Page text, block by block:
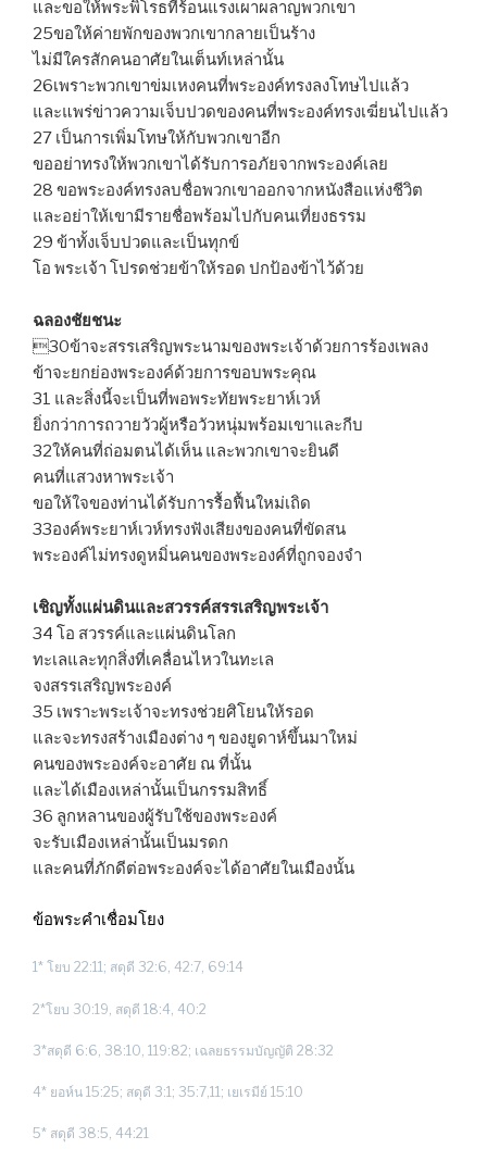
และขอให้พระพิโรธที่ร้อนแรงเผาผลาญพวกเขา
25ขอให้ค่ายพักของพวกเขากลายเป็นร้าง
ไม่มีใครสักคนอาศัยในเต็นท์เหล่านั้น
26เพราะพวกเขาข่มเหงคนที่พระองค์ทรงลงโทษไปแล้ว
และแพร่ข่าวความเจ็บปวดของคนที่พระองค์ทรงเฆี่ยนไปแล้ว
27 เป็นการเพิ่มโทษให้กับพวกเขาอีก
ขออย่าทรงให้พวกเขาได้รับการอภัยจากพระองค์เลย
28 ขอพระองค์ทรงลบชื่อพวกเขาออกจากหนังสือแห่งชีวิต
และอย่าให้เขามีรายชื่อพร้อมไปกับคนเที่ยงธรรม
29 ข้าทั้งเจ็บปวดและเป็นทุกข์
โอ พระเจ้า โปรดช่วยข้าให้รอด ปกป้องข้าไว้ด้วย
ฉลองชัยชนะ
30ข้าจะสรรเสริญพระนามของพระเจ้าด้วยการร้องเพลง
ข้าจะยกย่องพระองค์ด้วยการขอบพระคุณ
31 และสิ่งนี้จะเป็นที่พอพระทัยพระยาห์เวห์
ยิ่งกว่าการถวายวัวผู้หรือวัวหนุ่มพร้อมเขาและกีบ
32ให้คนที่ถ่อมตนได้เห็น และพวกเขาจะยินดี
คนที่แสวงหาพระเจ้า
ขอให้ใจของท่านได้รับการรื้อฟื้นใหม่เถิด
33องค์พระยาห์เวห์ทรงฟังเสียงของคนที่ขัดสน
พระองค์ไม่ทรงดูหมิ่นคนของพระองค์ที่ถูกจองจำ
เชิญทั้งแผ่นดินและสวรรค์สรรเสริญพระเจ้า
34 โอ สวรรค์และแผ่นดินโลก
ทะเลและทุกสิ่งที่เคลื่อนไหวในทะเล
จงสรรเสริญพระองค์
35 เพราะพระเจ้าจะทรงช่วยศิโยนให้รอด
และจะทรงสร้างเมืองต่าง ๆ ของยูดาห์ขึ้นมาใหม่
คนของพระองค์จะอาศัย ณ ที่นั้น
และได้เมืองเหล่านั้นเป็นกรรมสิทธิ์
36 ลูกหลานของผู้รับใช้ของพระองค์
จะรับเมืองเหล่านั้นเป็นมรดก
และคนที่ภักดีต่อพระองค์จะได้อาศัยในเมืองนั้น
ข้อพระคำเชื่อมโยง
1* โยบ 22:11; สดุดี 32:6, 42:7, 69:14
2*โยบ 30:19, สดุดี 18:4, 40:2
3*สดุดี 6:6, 38:10, 119:82; เฉลยธรรมบัญญัติ 28:32
4* ยอห์น 15:25; สดุดี 3:1; 35:7,11; เยเรมีย์ 15:10
5* สดุดี 38:5, 44:21